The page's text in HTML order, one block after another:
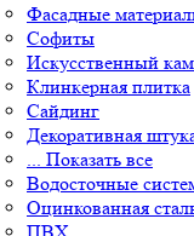
Фасадные
Софиты
Искусственный
Клинкерная плитка
Сайдинг
Декоративная
... Показать все
Водосточные
Оцинкованная